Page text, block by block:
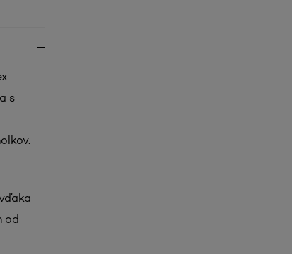
s
od